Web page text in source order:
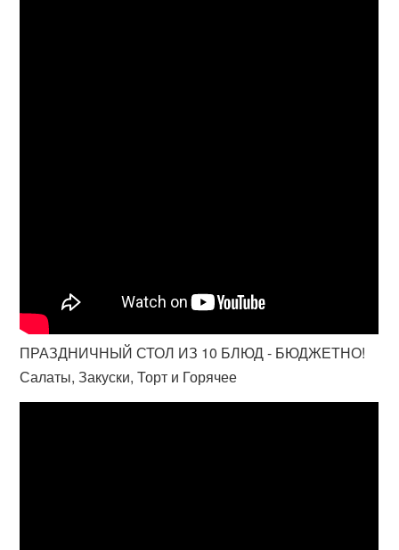
ПРАЗДНИЧНЫЙ СТОЛ ИЗ 10 БЛЮД - БЮДЖЕТНО!
Салаты, Закуски, Торт и Горячее